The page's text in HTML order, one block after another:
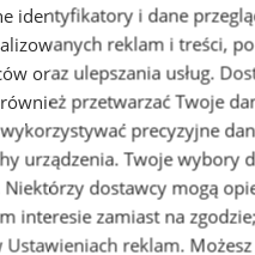
identyfikatory i dane
reklam i treści,
oraz ulepszania usług.
przetwarzać Twoje
precyzyjne
urządzenia. Twoje wybory
dostawcy mogą
interesie zamiast na
Ustawieniach reklam.